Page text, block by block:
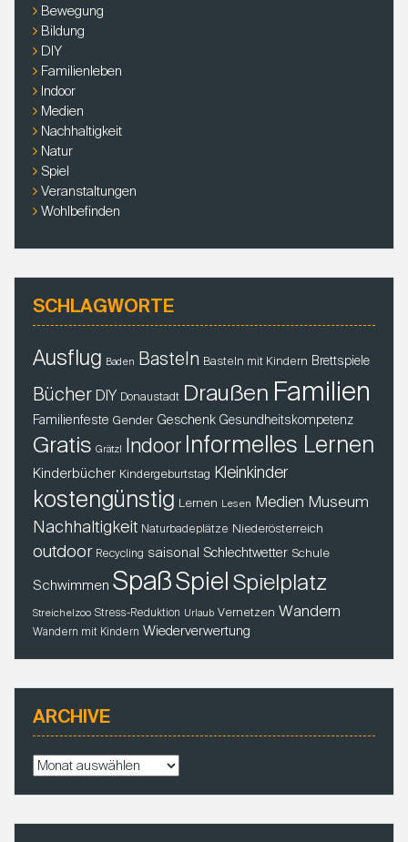
h
:
Bewegung
Bildung
DIY
Familienleben
Indoor
Medien
Nachhaltigkeit
Natur
Spiel
Veranstaltungen
Wohlbefinden
SCHLAGWORTE
Ausflug Baden Basteln Basteln mit Kindern Brettspiele
BücherDIY Donaustadt Draußen Familien
Familienfeste Gender Geschenk Gesundheitskompetenz
Gratis Grätzl Indoor Informelles Lernen
Kinderbücher Kindergeburtstag Kleinkinder
kostengünstig Lernen Lesen Medien Museum
Nachhaltigkeit Naturbadeplätze Niederösterreich
outdoor Recycling saisonal Schlechtwetter Schule
Schwimmen SpaßSpiel Spielplatz
Streichelzoo Stress-Reduktion Urlaub Vernetzen Wandern
Wandern mit Kindern Wiederverwertung
ARCHIVE
A
r
h